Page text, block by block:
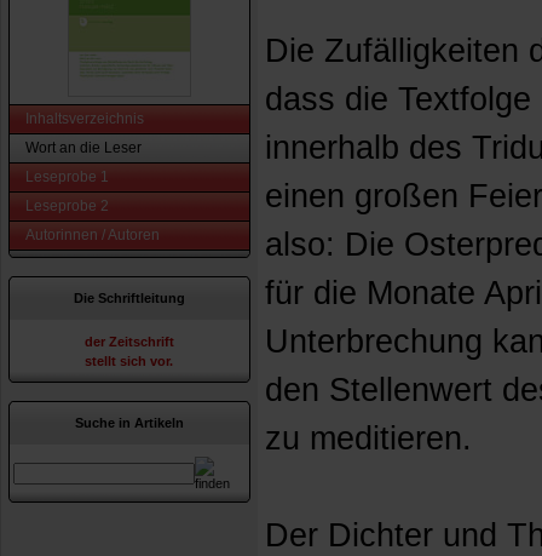
Inhaltsverzeichnis
Wort an die Leser
Leseprobe 1
Leseprobe 2
Autorinnen / Autoren
Die Schriftleitung
der Zeitschrift
stellt sich vor.
Suche in Artikeln
Die Zufälligkeiten
dass die
innerhalb des
einen großen
also: Die
für die Monate
Unterbrechung
den Stellenwert
zu meditieren.
Der Dichter und